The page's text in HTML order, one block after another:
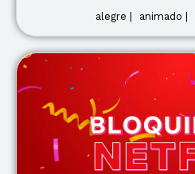
alegre | animado |